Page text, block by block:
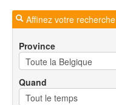
Affinez votre recherche
Province
Quand